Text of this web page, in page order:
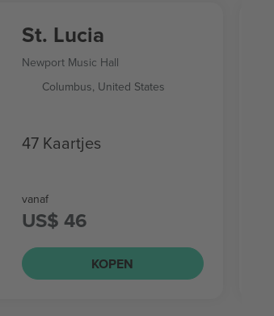
St. Lucia
Newport Music Hall
Columbus, United States
47 Kaartjes
vanaf
US$ 46
KOPEN